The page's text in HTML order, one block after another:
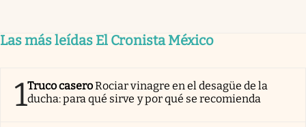
Las más leídas El Cronista México
1Truco caseroRociar vinagre en el desagüe de la
ducha: para qué sirve y por qué se recomienda